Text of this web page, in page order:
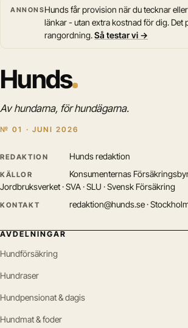
ANNONSHunds får provision när du tecknar
länkar - utan extra kostnad för dig. Det
rangordning.Så testar vi →
Hunds
Av hundarna, för hundägarna.
№ 01 · JUNI 2026
REDAKTION Hunds redaktion
KÄLLOR
Konsumenternas
Jordbruksverket · SVA · SLU · Svensk Försäkring
KONTAKT redaktion@hunds.se ·
AVDELNINGAR
Hundförsäkring
Hundraser
Hundpensionat & dagis
Hundmat & foder